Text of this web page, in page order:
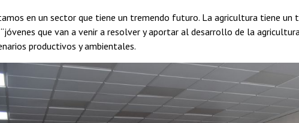
en un sector que tiene un tremendo futuro. La agricultura tiene un
que van a venir a resolver y aportar al desarrollo de la
productivos y ambientales.